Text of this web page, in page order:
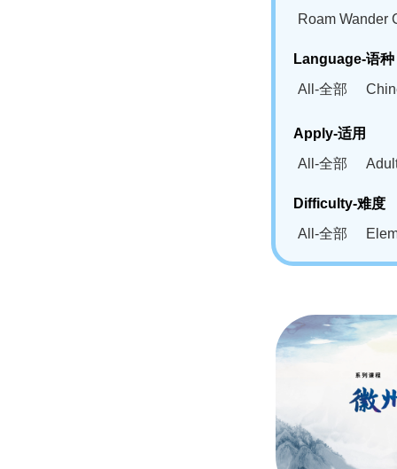
Roam Wander
Language-语种
All-全部
Bahasa
Swahili(SW)-
Apply-适用
All-全部
Difficulty-难度
All-全部